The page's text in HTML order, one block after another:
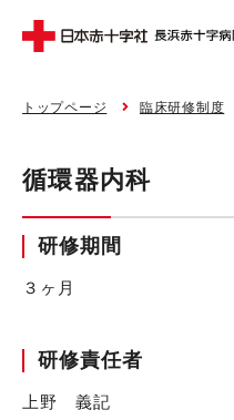
トップページ 臨床研修制度
循環器内科
研修期間
３ヶ月
研修責任者
上野 義記